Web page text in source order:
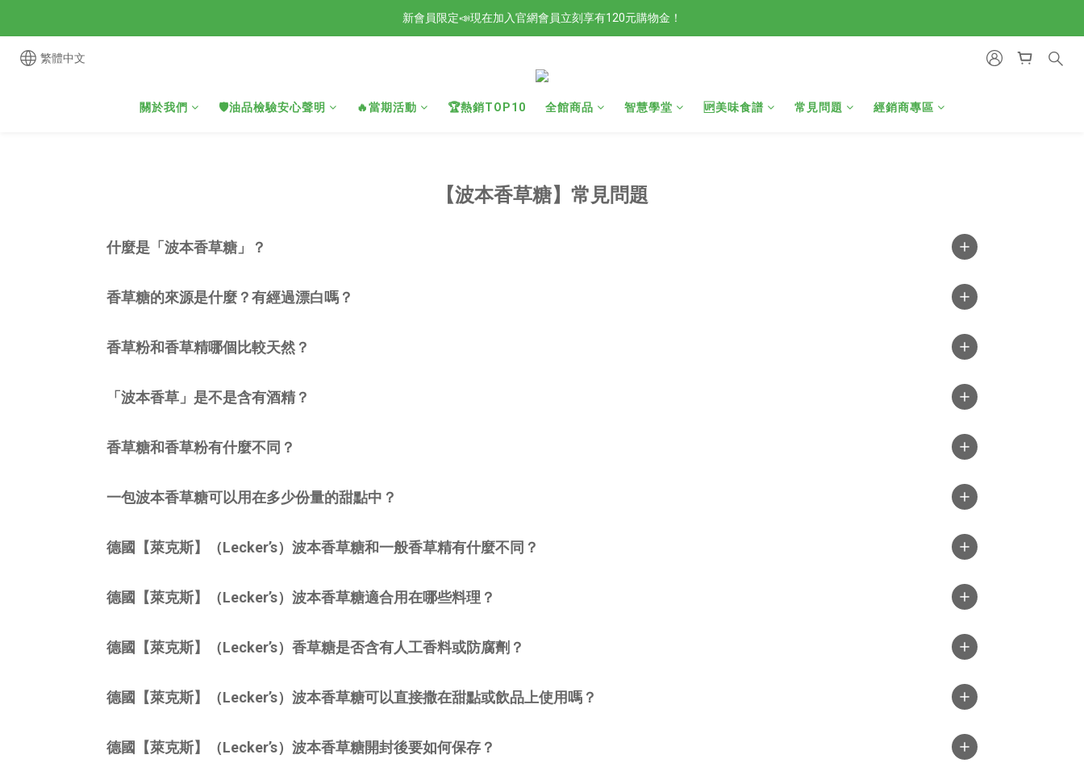
檢驗合格的歐洲好油現在任選2入88折4入85折！
新會員限定📣現在加入官網會員立刻享有120元購物金！
繁體中文
關於我們 🛡️油品檢驗安心聲明 🔥當期活動 🏆熱銷TOP10 全館商品 智慧學堂 🆙美味食譜 常見問題 經銷商專區
【波本香草糖】常見問題
什麼是「波本香草糖」？
香草糖的來源是什麼？有經過漂白嗎？
香草粉和香草精哪個比較天然？
「波本香草」是不是含有酒精？
香草糖和香草粉有什麼不同？
一包波本香草糖可以用在多少份量的甜點中？
德國【萊克斯】（Lecker’s）波本香草糖和一般香草精有什麼不同？
德國【萊克斯】（Lecker’s）波本香草糖適合用在哪些料理？
德國【萊克斯】（Lecker’s）香草糖是否含有人工香料或防腐劑？
德國【萊克斯】（Lecker’s）波本香草糖可以直接撒在甜點或飲品上使用嗎？
德國【萊克斯】（Lecker’s）波本香草糖開封後要如何保存？